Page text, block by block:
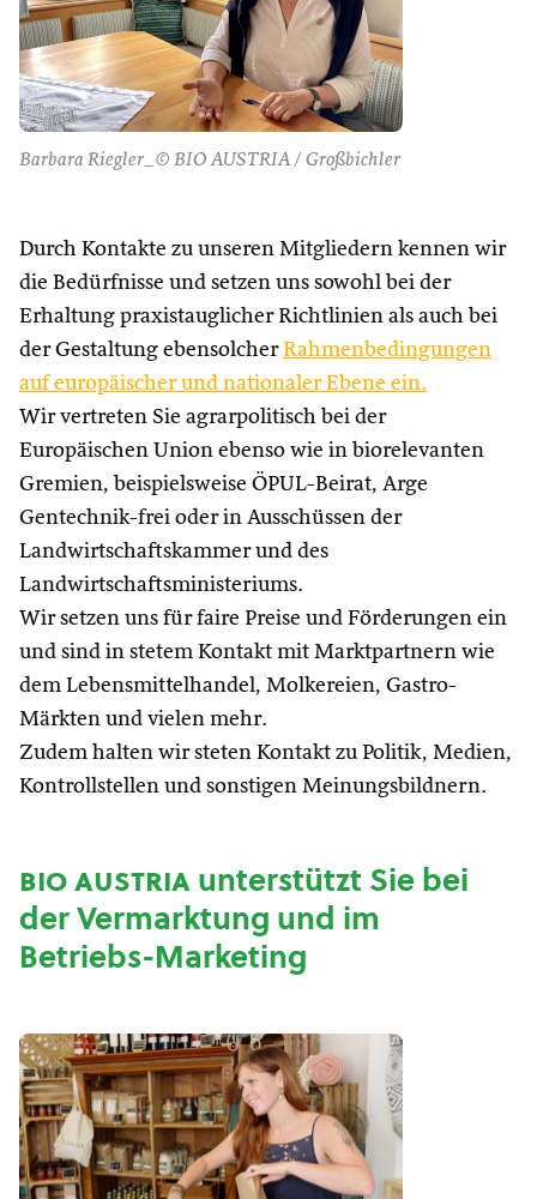
Barbara Riegler_© BIO AUSTRIA / Großbichler
Durch Kontakte zu unseren Mitgliedern kennen wir
die Bedürfnisse und setzen uns sowohl bei der
Erhaltung praxistauglicher Richtlinien als auch bei
der Gestaltung ebensolcher Rahmenbedingungen
auf europäischer und nationaler Ebene ein.
Wir vertreten Sie agrarpolitisch bei der
Europäischen Union ebenso wie in biorelevanten
Gremien, beispielsweise ÖPUL-Beirat, Arge
Gentechnik-frei oder in Ausschüssen der
Landwirtschaftskammer und des
Landwirtschaftsministeriums.
Wir setzen uns für faire Preise und Förderungen ein
und sind in stetem Kontakt mit Marktpartnern wie
dem Lebensmittelhandel, Molkereien, Gastro-
Märkten und vielen mehr.
Zudem halten wir steten Kontakt zu Politik, Medien,
Kontrollstellen und sonstigen Meinungsbildnern.
bio austriaunterstützt Sie bei
der Vermarktung und im
Betriebs-Marketing